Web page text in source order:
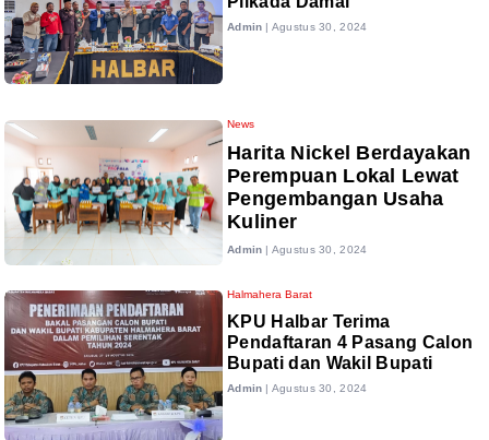
Admin | Agustus 30, 2024
News
Harita Nickel Berdayakan
Perempuan Lokal Lewat
Pengembangan Usaha
Kuliner
Admin | Agustus 30, 2024
Halmahera Barat
KPU Halbar Terima
Pendaftaran 4 Pasang Calon
Bupati dan Wakil Bupati
Admin | Agustus 30, 2024